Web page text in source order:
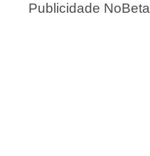
Publicidade NoBeta